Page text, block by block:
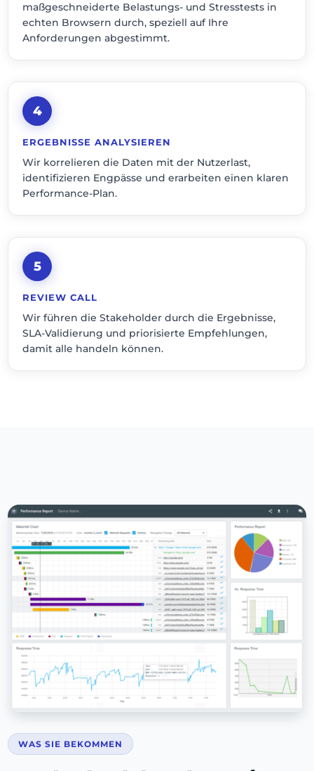
maßgeschneiderte Belastungs- und Stresstests in
echten Browsern durch, speziell auf Ihre
Anforderungen abgestimmt.
4
ERGEBNISSE ANALYSIEREN
Wir korrelieren die Daten mit der Nutzerlast,
identifizieren Engpässe und erarbeiten einen klaren
Performance-Plan.
5
REVIEW CALL
Wir führen die Stakeholder durch die Ergebnisse,
SLA-Validierung und priorisierte Empfehlungen,
damit alle handeln können.
WAS SIE BEKOMMEN